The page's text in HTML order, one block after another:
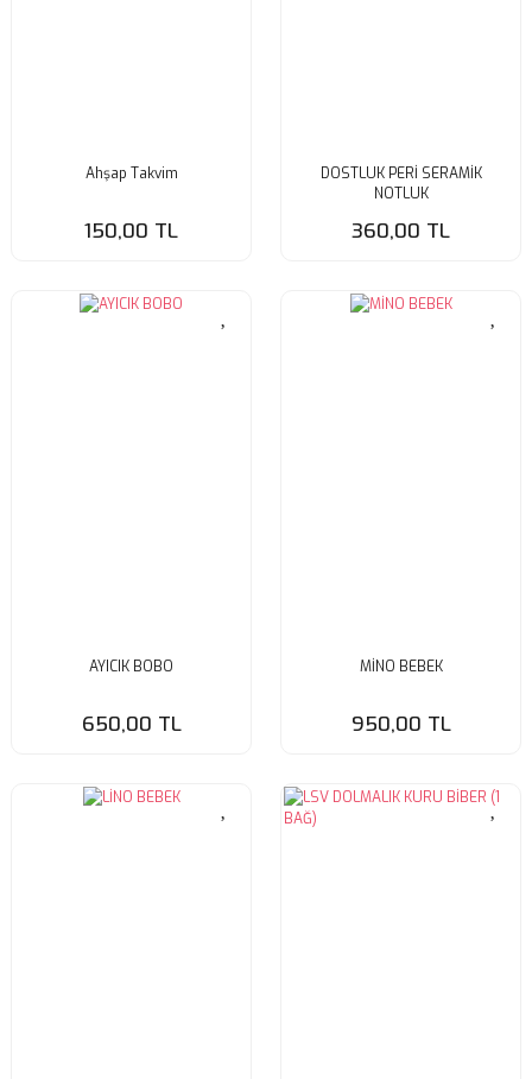
Ahşap Takvim
150,00 TL
DOSTLUK PERİ SERAMİK
NOTLUK
360,00 TL
AYICIK BOBO
650,00 TL
MİNO BEBEK
950,00 TL